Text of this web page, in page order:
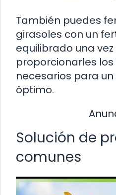
También puedes
girasoles con un
equilibrado una
proporcionarles
necesarios para
óptimo.
Solución de
comunes